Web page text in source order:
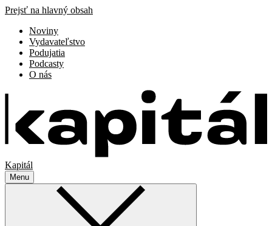
Prejsť na hlavný obsah
Noviny
Vydavateľstvo
Podujatia
Podcasty
O nás
Kapitál
Menu